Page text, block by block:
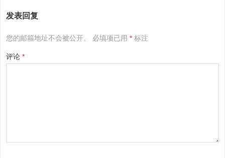
发表回复
您的邮箱地址不会被公开。 必填项已用* 标注
评论*